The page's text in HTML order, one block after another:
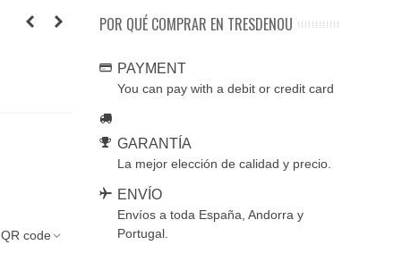
QR code
POR QUÉ COMPRAR EN TRESDENOU
PAYMENT
You can pay with a debit or credit card
GARANTÍA
La mejor elección de calidad y precio.
ENVÍO
Envíos a toda España, Andorra y
Portugal.